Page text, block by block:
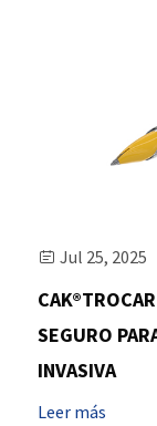
 Jul 25, 2025
SEGURO
INVASIVA
Leer más